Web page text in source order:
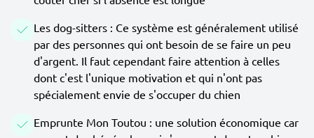
Les dog-sitters : Ce système est généralement utilisé
par des personnes qui ont besoin de se faire un peu
d'argent. Il faut cependant faire attention à celles
dont c'est l'unique motivation et qui n'ont pas
spécialement envie de s'occuper du chien
Emprunte Mon Toutou : une solution économique car